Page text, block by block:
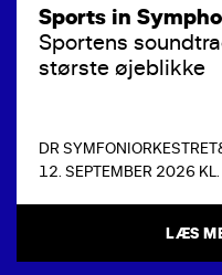
Sports in
Sportens
største øjeblikke
DR SYMFONIORKESTRET
12. SEPTEMBER 2026
LÆS